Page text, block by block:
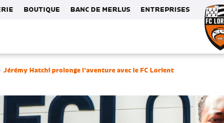
BOUTIQUE BANC DE MERLUS ENTREPRISES
Jérémy Hatchi prolonge l’aventure avec le FC Lorient